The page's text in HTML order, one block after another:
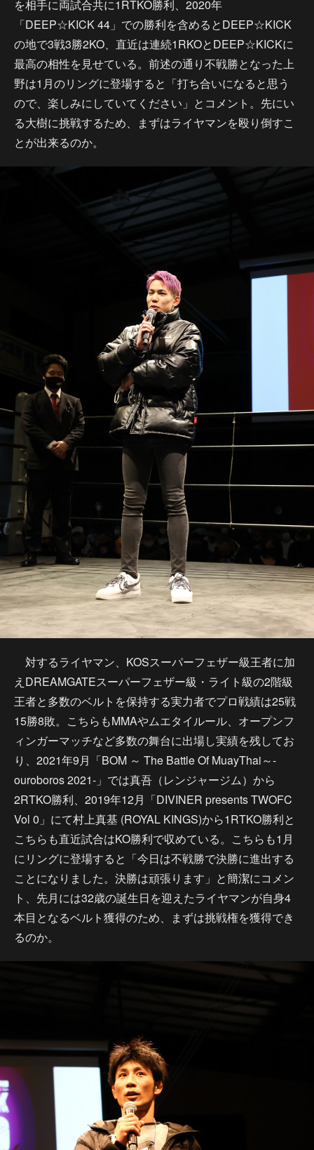
を相手に両試合共に1RTKO勝利、2020年
「DEEP☆KICK 44」での勝利を含めるとDEEP☆KICK
の地で3戦3勝2KO、直近は連続1RKOとDEEP☆KICKに
最高の相性を見せている。前述の通り不戦勝となった上
野は1月のリングに登場すると「打ち合いになると思う
ので、楽しみにしていてください」とコメント。先にい
る大樹に挑戦するため、まずはライヤマンを殴り倒すこ
とが出来るのか。
対するライヤマン、KOSスーパーフェザー級王者に加
えDREAMGATEスーパーフェザー級・ライト級の2階級
王者と多数のベルトを保持する実力者でプロ戦績は25戦
15勝8敗。こちらもMMAやムエタイルール、オープンフ
ィンガーマッチなど多数の舞台に出場し実績を残してお
り、2021年9月「BOM ～ The Battle Of MuayThai～-
ouroboros 2021-」では真吾（レンジャージム）から
2RTKO勝利、2019年12月「DIVINER presents TWOFC
Vol 0」にて村上真基 (ROYAL KINGS)から1RTKO勝利と
こちらも直近試合はKO勝利で収めている。こちらも1月
にリングに登場すると「今日は不戦勝で決勝に進出する
ことになりました。決勝は頑張ります」と簡潔にコメン
ト、先月には32歳の誕生日を迎えたライヤマンが自身4
本目となるベルト獲得のため、まずは挑戦権を獲得でき
るのか。